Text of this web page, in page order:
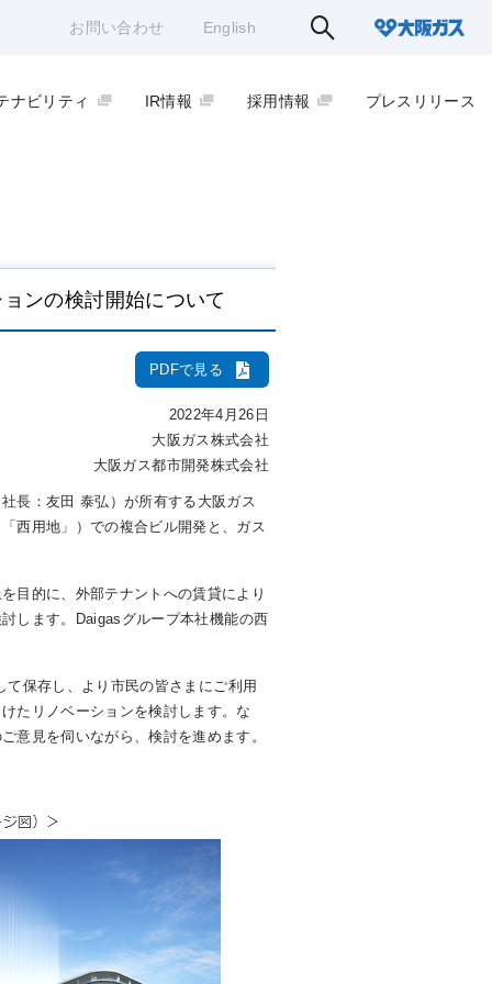
お問い合わせ English
ナビリティ IR情報 採用情報 プレスリリース
ンの検討開始について
PDFで見る
2022年4月26日
大阪ガス株式会社
大阪ガス都市開発株式会社
：友田 泰弘）が所有する大阪ガス
西用地」）での複合ビル開発と、ガス
目的に、外部テナントへの賃貸により
します。Daigasグループ本社機能の西
保存し、より市民の皆さまにご利用
たリノベーションを検討します。な
意見を伺いながら、検討を進めます。